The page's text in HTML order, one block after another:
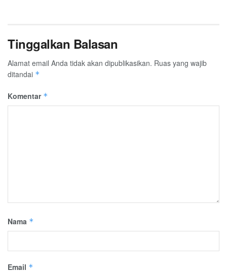
Tinggalkan Balasan
Alamat email Anda tidak akan dipublikasikan. Ruas yang wajib
ditandai *
Komentar *
Nama *
Email *